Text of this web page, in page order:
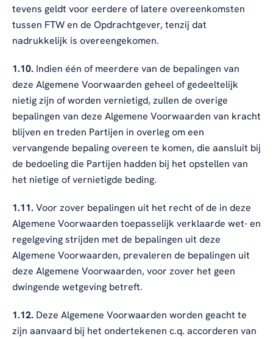
tevens geldt voor eerdere of latere overeenkomsten
tussen FTW en de Opdrachtgever, tenzij dat
nadrukkelijk is overeengekomen.
1.10. Indien één of meerdere van de bepalingen van
deze Algemene Voorwaarden geheel of gedeeltelijk
nietig zijn of worden vernietigd, zullen de overige
bepalingen van deze Algemene Voorwaarden van kracht
blijven en treden Partijen in overleg om een
vervangende bepaling overeen te komen, die aansluit bij
de bedoeling die Partijen hadden bij het opstellen van
het nietige of vernietigde beding.
1.11. Voor zover bepalingen uit het recht of de in deze
Algemene Voorwaarden toepasselijk verklaarde wet- en
regelgeving strijden met de bepalingen uit deze
Algemene Voorwaarden, prevaleren de bepalingen uit
deze Algemene Voorwaarden, voor zover het geen
dwingende wetgeving betreft.
1.12. Deze Algemene Voorwaarden worden geacht te
zijn aanvaard bij het ondertekenen c.q. accorderen van